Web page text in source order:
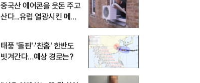
중국산 에어콘을 웃돈 주고
산다...유럽 열광시킨 메이
태풍 '돌핀'·'찬홈' 한반도
빗겨간다…예상 경로는?